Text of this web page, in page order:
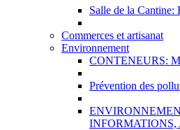
Salle de la Cantine:
Commerces et artisanat
Environnement
CONTENEURS:
Prévention des
INFORMATIONS,